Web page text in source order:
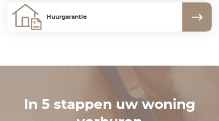
Huurgarantie
In 5 stappen uw woning